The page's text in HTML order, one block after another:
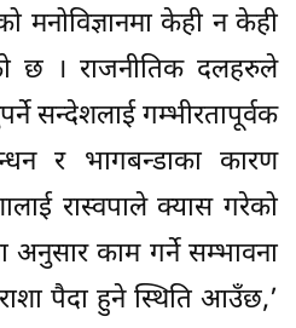
मनोविज्ञानमा केही न केही
छ । राजनीतिक दलहरुले
सन्देशलाई गम्भीरतापूर्वक
र भागबन्डाका कारण
रास्वपाले क्यास गरेको
काम गर्ने सम्भावना
पैदा हुने स्थिति आउँछ,’